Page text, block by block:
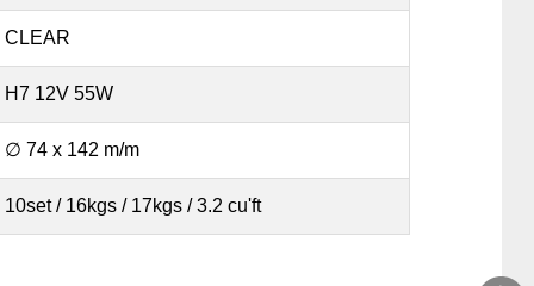
CLEAR
H7 12V 55W
∅ 74 x 142 m/m
10set / 16kgs / 17kgs / 3.2 cu'ft